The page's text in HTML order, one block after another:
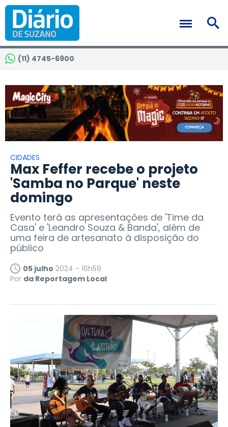
(11) 4745-6900
CIDADES
Max Feffer recebe o projeto
'Samba no Parque' neste
domingo
Evento terá as apresentações de 'Time da
Casa' e 'Leandro Souza & Banda', além de
uma feira de artesanato à disposição do
público
05 julho 2024 - 16h59
Por da Reportagem Local